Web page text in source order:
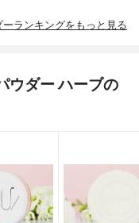
ーランキングをもっと見る
ウダー ハーブの